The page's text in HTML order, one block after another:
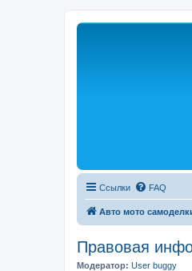
Ссылки FAQ
Авто мото
Правовая
Модератор: User buggy